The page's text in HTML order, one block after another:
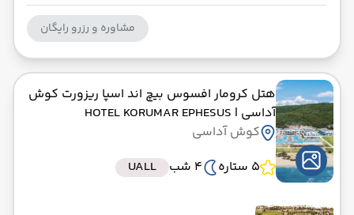
مشاوره و رزرو رایگان
هتل کرومار افسوس بیچ اند اسپا ریزورت کوش
آداسی | HOTEL KORUMAR EPHESUS
کوش آداسی
5 ستاره
4 شب UALL